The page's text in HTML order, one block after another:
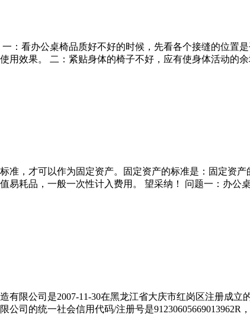
：看办公桌椅品质好不好的时候，先看各个接缝的位
用效果。 二：紧贴身体的椅子不好，应有使身体活动的余
准，才可以作为固定资产。固定资产的标准是：固定资
易耗品，一般一次性计入费用。 望采纳！ 问题一：办公
有限公司是2007-11-30在黑龙江省大庆市红岗区注册成
公司的统一社会信用代码/注册号是91230605669013962R